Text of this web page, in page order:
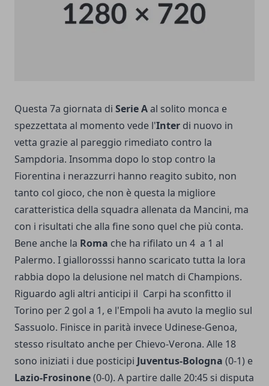
Questa 7a giornata di Serie Aal solito monca e
spezzettata al momento vede l'Inter di nuovo in
vetta grazie al pareggio rimediato contro la
Sampdoria. Insomma dopo lo stop contro la
Fiorentina i nerazzurri hanno reagito subito, non
tanto col gioco, che non è questa la migliore
caratteristica della squadra allenata da Mancini, ma
con i risultati che alla fine sono quel che più conta.
Bene anche la Roma che ha rifilato un 4 a 1 al
Palermo. I giallorosssi hanno scaricato tutta la lora
rabbia dopo la delusione nel match di Champions.
Riguardo agli altri anticipi il Carpi ha sconfitto il
Torino per 2 gol a 1, e l'Empoli ha avuto la meglio sul
Sassuolo. Finisce in parità invece Udinese-Genoa,
stesso risultato anche per Chievo-Verona. Alle 18
sono iniziati i due posticipi Juventus-Bologna (0-1) e
Lazio-Frosinone(0-0). A partire dalle 20:45 si disputa